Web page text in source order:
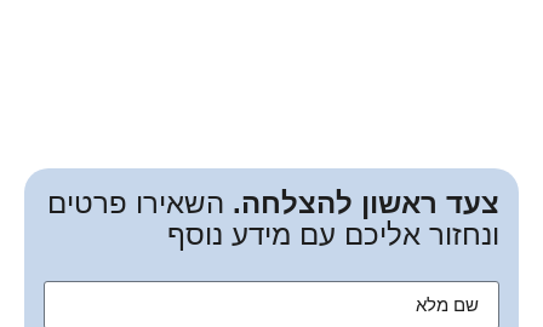
צעד ראשון להצלחה. השאירו פרטים
ונחזור אליכם עם מידע נוסף